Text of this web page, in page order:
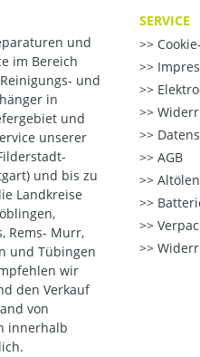
und
im Bereich
und
in
und
unserer
und bis zu
Landkreise
Rems- Murr,
und Tübingen
wir
den Verkauf
von
innerhalb
SERVICE
AGB